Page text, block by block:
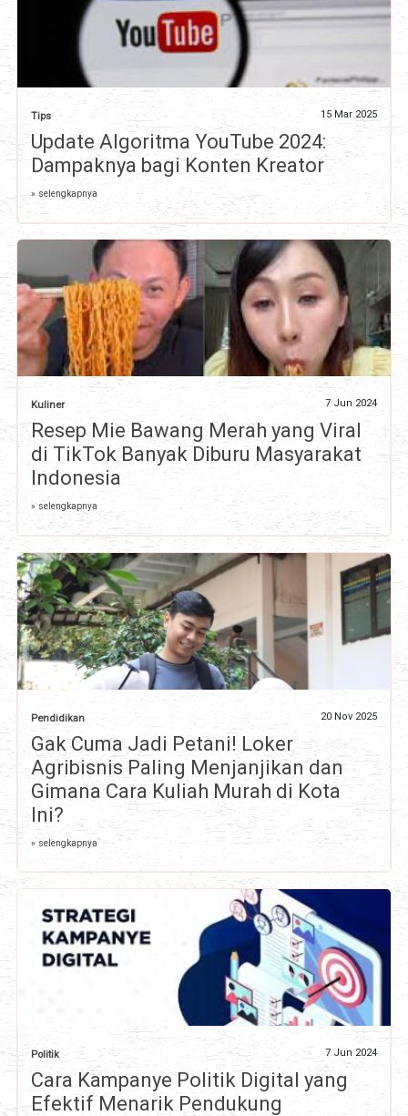
Tips 15 Mar 2025
Update Algoritma YouTube 2024:
Dampaknya bagi Konten Kreator
» selengkapnya
Kuliner 7 Jun 2024
Resep Mie Bawang Merah yang Viral
di TikTok Banyak Diburu Masyarakat
Indonesia
» selengkapnya
Pendidikan 20 Nov 2025
Gak Cuma Jadi Petani! Loker
Agribisnis Paling Menjanjikan dan
Gimana Cara Kuliah Murah di Kota
Ini?
» selengkapnya
Politik 7 Jun 2024
Cara Kampanye Politik Digital yang
Efektif Menarik Pendukung